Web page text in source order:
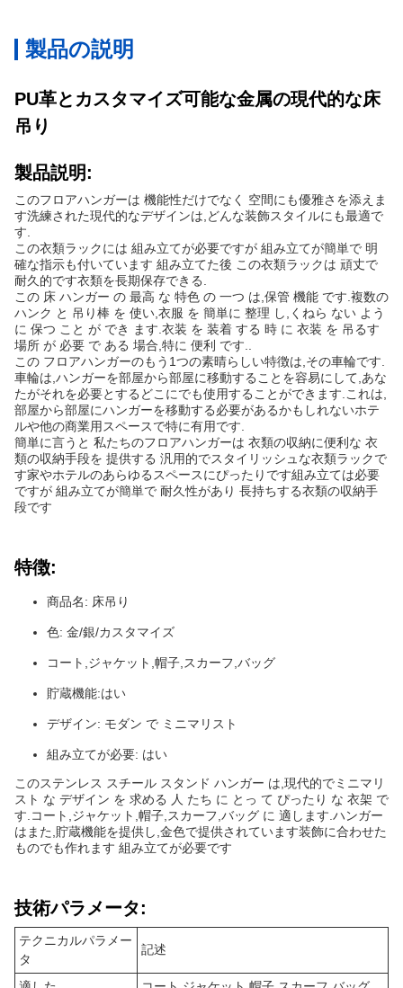
製品の説明
PU革とカスタマイズ可能な金属の現代的な床
吊り
製品説明:
このフロアハンガーは 機能性だけでなく 空間にも優雅さを添えま
す洗練された現代的なデザインは,どんな装飾スタイルにも最適で
す.
この衣類ラックには 組み立てが必要ですが 組み立てが簡単で 明
確な指示も付いています 組み立てた後 この衣類ラックは 頑丈で
耐久的です衣類を長期保存できる.
この 床 ハンガー の 最高 な 特色 の 一つ は,保管 機能 です.複数の
ハンク と 吊り棒 を 使い,衣服 を 簡単に 整理 し,くねら ない よう
に 保つ こと が でき ます.衣装 を 装着 する 時 に 衣装 を 吊るす
場所 が 必要 で ある 場合,特に 便利 です..
この フロアハンガーのもう1つの素晴らしい特徴は,その車輪です.
車輪は,ハンガーを部屋から部屋に移動することを容易にして,あな
たがそれを必要とするどこにでも使用することができます.これは,
部屋から部屋にハンガーを移動する必要があるかもしれないホテ
ルや他の商業用スペースで特に有用です.
簡単に言うと 私たちのフロアハンガーは 衣類の収納に便利な 衣
類の収納手段を 提供する 汎用的でスタイリッシュな衣類ラックで
す家やホテルのあらゆるスペースにぴったりです組み立ては必要
ですが 組み立てが簡単で 耐久性があり 長持ちする衣類の収納手
段です
特徴:
商品名: 床吊り
色: 金/銀/カスタマイズ
コート,ジャケット,帽子,スカーフ,バッグ
貯蔵機能:はい
デザイン: モダン で ミニマリスト
組み立てが必要: はい
このステンレス スチール スタンド ハンガー は,現代的でミニマリ
スト な デザイン を 求める 人 たち に とっ て ぴったり な 衣架 で
す.コート,ジャケット,帽子,スカーフ,バッグ に 適します.ハンガー
はまた,貯蔵機能を提供し,金色で提供されています装飾に合わせた
ものでも作れます 組み立てが必要です
技術パラメータ:
テクニカルパラメー
タ
記述